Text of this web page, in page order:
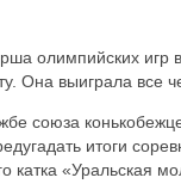
олимпийских
Она выиграла все
союза
итоги
катка «Уральская